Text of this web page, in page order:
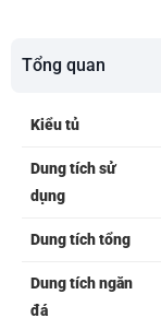
Tổng quan
Kiểu tủ
Dung tích sử
dụng
Dung tích tổng
Dung tích ngăn
đá